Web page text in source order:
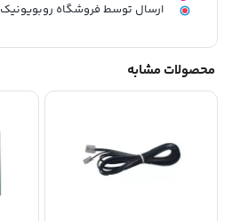
ارسال توسط فروشگاه روبویونیک
محصولات مشابه